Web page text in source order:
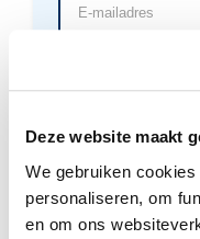
Deze website maakt
We gebruiken
personaliseren, om
en om ons
mailadres
bemoedigend
achter
voor
de
actievoerder
Laat mijn